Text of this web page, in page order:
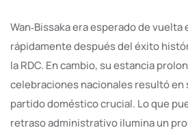
Wan‑Bissaka era esperado de vuelta
rápidamente después del éxito
la RDC. En cambio, su estancia
celebraciones nacionales resultó en
partido doméstico crucial. Lo que
retraso administrativo ilumina un